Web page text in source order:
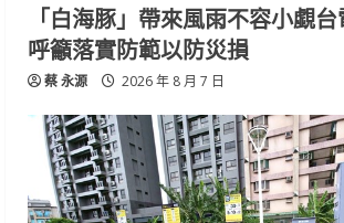
「白海豚」帶來風雨不容小覷
呼籲落實防範以防災損
蔡 永源 2026 年 8 月 7 日